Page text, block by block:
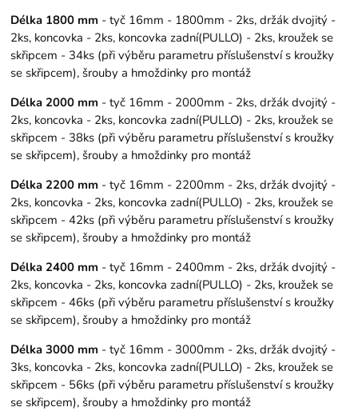
Délka 1800 mm - tyč 16mm - 1800mm - 2ks, držák dvojitý -
2ks, koncovka - 2ks, koncovka zadní(PULLO) - 2ks, kroužek se
skřipcem - 34ks (při výběru parametru příslušenství s kroužky
se skřipcem), šrouby a hmoždinky pro montáž
Délka 2000 mm - tyč 16mm - 2000mm - 2ks, držák dvojitý -
2ks, koncovka - 2ks, koncovka zadní(PULLO) - 2ks, kroužek se
skřipcem - 38ks (při výběru parametru příslušenství s kroužky
se skřipcem), šrouby a hmoždinky pro montáž
Délka 2200 mm - tyč 16mm - 2200mm - 2ks, držák dvojitý -
2ks, koncovka - 2ks, koncovka zadní(PULLO) - 2ks, kroužek se
skřipcem - 42ks (při výběru parametru příslušenství s kroužky
se skřipcem), šrouby a hmoždinky pro montáž
Délka 2400 mm - tyč 16mm - 2400mm - 2ks, držák dvojitý -
2ks, koncovka - 2ks, koncovka zadní(PULLO) - 2ks, kroužek se
skřipcem - 46ks (při výběru parametru příslušenství s kroužky
se skřipcem), šrouby a hmoždinky pro montáž
Délka 3000 mm - tyč 16mm - 3000mm - 2ks, držák dvojitý -
3ks, koncovka - 2ks, koncovka zadní(PULLO) - 2ks, kroužek se
skřipcem - 56ks (při výběru parametru příslušenství s kroužky
se skřipcem), šrouby a hmoždinky pro montáž